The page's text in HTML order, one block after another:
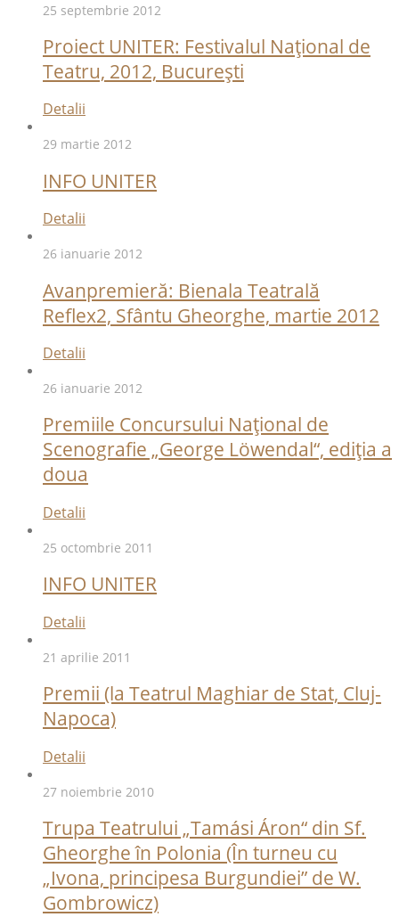
25 septembrie 2012
Proiect UNITER: Festivalul Național de
Teatru, 2012, București
Detalii
29 martie 2012
INFO UNITER
Detalii
26 ianuarie 2012
Avanpremieră: Bienala Teatrală
Reflex2, Sfântu Gheorghe, martie 2012
Detalii
26 ianuarie 2012
Premiile Concursului Naţional de
Scenografie „George Löwendal“, ediţia a
doua
Detalii
25 octombrie 2011
INFO UNITER
Detalii
21 aprilie 2011
Premii (la Teatrul Maghiar de Stat, Cluj-
Napoca)
Detalii
27 noiembrie 2010
Trupa Teatrului „Tamási Áron“ din Sf.
Gheorghe în Polonia (În turneu cu
„Ivona, principesa Burgundiei” de W.
Gombrowicz)